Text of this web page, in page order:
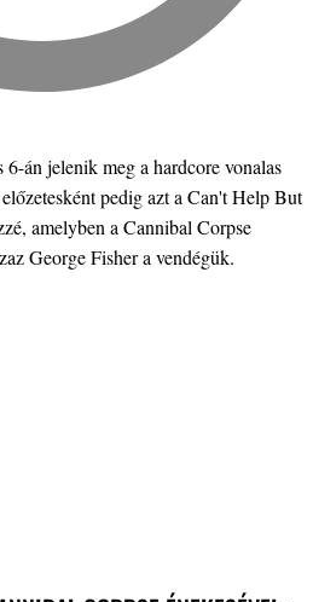
án jelenik meg a hardcore vonalas
pedig azt a Can't Help But
amelyben a Cannibal Corpse
George Fisher a vendégük.